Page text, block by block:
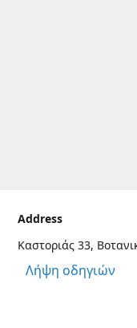
Address
Καστοριάς 33,
Λήψη οδηγιών